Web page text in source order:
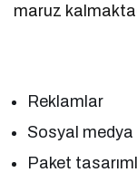
maruz
Reklamlar
Sosyal
Paket